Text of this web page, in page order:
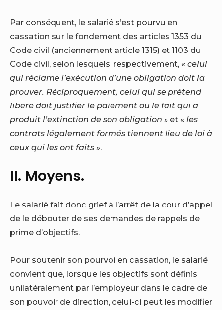
Par conséquent, le salarié s’est pourvu en
cassation sur le fondement des articles 1353 du
Code civil (anciennement article 1315) et 1103 du
Code civil, selon lesquels, respectivement, « celui
qui réclame l’exécution d’une obligation doit la
prouver. Réciproquement, celui qui se prétend
libéré doit justifier le paiement ou le fait qui a
produit l’extinction de son obligation » et « les
contrats légalement formés tiennent lieu de loi à
ceux qui les ont faits ».
II. Moyens.
Le salarié fait donc grief à l’arrêt de la cour d’appel
de le débouter de ses demandes de rappels de
prime d’objectifs.
Pour soutenir son pourvoi en cassation, le salarié
convient que, lorsque les objectifs sont définis
unilatéralement par l’employeur dans le cadre de
son pouvoir de direction, celui-ci peut les modifier